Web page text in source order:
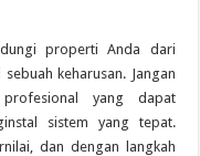
properti Anda dari
keharusan. Jangan
yang dapat
sistem yang tepat.
dan dengan langkah